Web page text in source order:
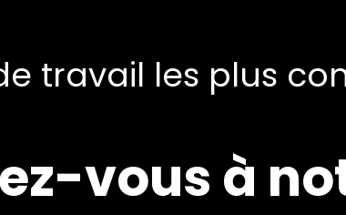
travail les plus
vous à